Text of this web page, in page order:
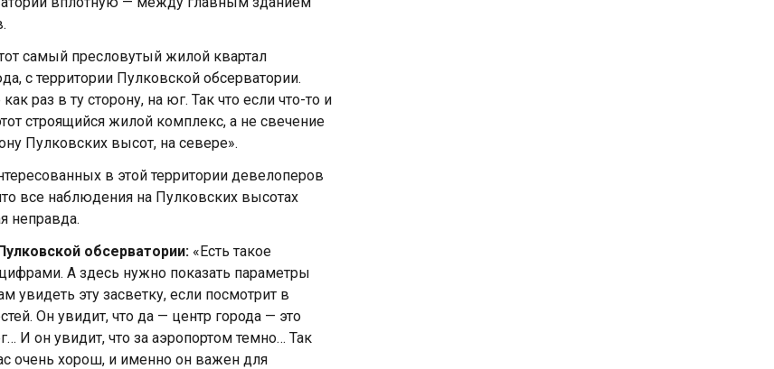
самый пресловутый жилой квартал
с территории Пулковской обсерватории.
раз в ту сторону, на юг. Так что если что-то и
строящийся жилой комплекс, а не свечение
Пулковских высот, на севере».
в этой территории девелоперов
все наблюдения на Пулковских высотах
неправда.
обсерватории: «Есть такое
А здесь нужно показать параметры
увидеть эту засветку, если посмотрит в
Он увидит, что да — центр города — это
И он увидит, что за аэропортом темно… Так
очень хорош, и именно он важен для